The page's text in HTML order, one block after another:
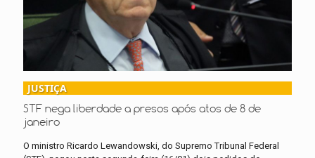
JUSTIÇA
STF nega liberdade a presos após atos de 8 de
janeiro
O ministro Ricardo Lewandowski, do Supremo Tribunal Federal